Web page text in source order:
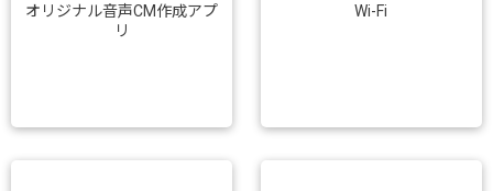
オリジナル音声CM作成アプ
リ
Wi-Fi